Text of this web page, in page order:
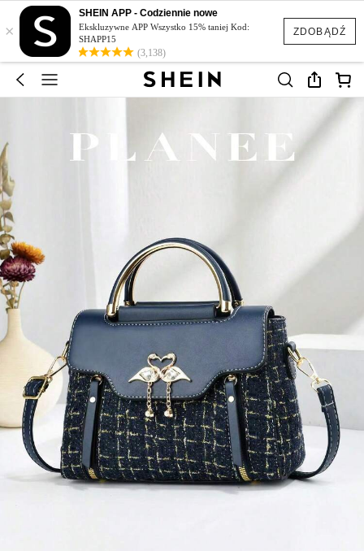
ZDOBĄDŹ
×
SHEIN APP - Codziennie nowe
Ekskluzywne APP Wszystko 15% taniej Kod:
SHAPP15
(3,138)